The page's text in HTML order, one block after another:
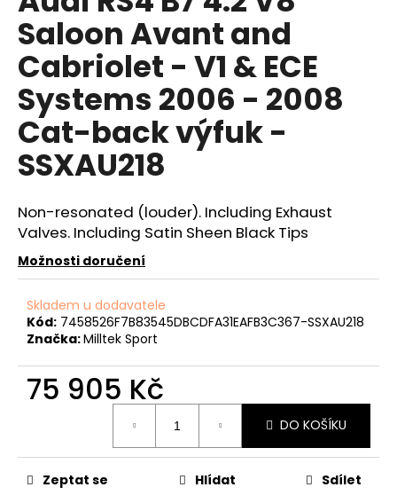
Saloon Avant and
Cabriolet - V1 & ECE
Systems 2006 - 2008
Cat-back výfuk -
SSXAU218
Non-resonated (louder). Including Exhaust
Valves. Including Satin Sheen Black Tips
Možnosti doručení
Skladem u dodavatele
Kód: 7458526F7B83545DBCDFA31EAFB3C367-SSXAU218
Značka:Milltek Sport
75 905 Kč
DO KOŠÍKU
Zeptat se Hlídat Sdílet
D
o
p
o
r
u
č
u
e
m
VIS
MOTORSPORT
KIT
PRO
VYVAŽOVACÍCH
HŘÍDELÍ
2.0TFSI
290
Kč
Původně: